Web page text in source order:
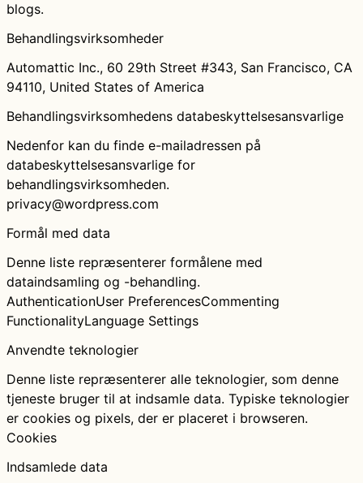
blogs.
Behandlingsvirksomheder
Automattic Inc., 60 29th Street #343, San Francisco, CA
94110, United States of America
Behandlingsvirksomhedens databeskyttelsesansvarlige
Nedenfor kan du finde e-mailadressen på
databeskyttelsesansvarlige for
behandlingsvirksomheden.
privacy@wordpress.com
Formål med data
Denne liste repræsenterer formålene med
dataindsamling og -behandling.
AuthenticationUser PreferencesCommenting
FunctionalityLanguage Settings
Anvendte teknologier
Denne liste repræsenterer alle teknologier, som denne
tjeneste bruger til at indsamle data. Typiske teknologier
er cookies og pixels, der er placeret i browseren.
Cookies
Indsamlede data